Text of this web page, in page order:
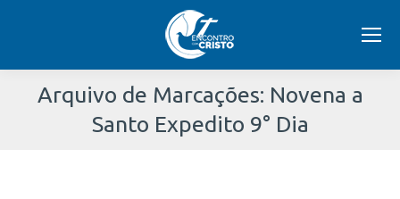
Arquivo de Marcações: Novena a
Santo Expedito 9° Dia